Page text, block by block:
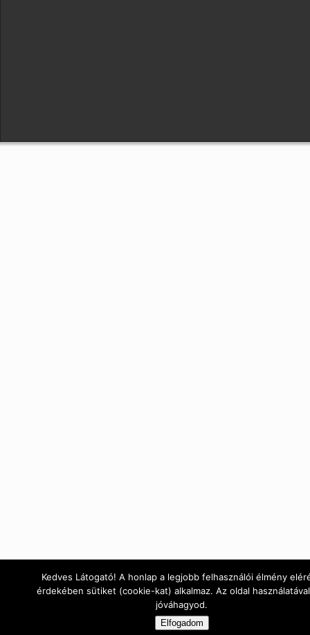
Kedves Látogató! A honlap a legjobb felhasználói élmény
érdekében sütiket (cookie-kat) alkalmaz. Az oldal
jóváhagyod.
Elfogadom